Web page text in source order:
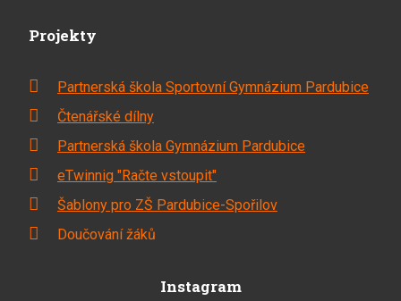
Projekty
Partnerská škola Sportovní Gymnázium Pardubice
Čtenářské dílny
Partnerská škola Gymnázium Pardubice
eTwinnig "Račte vstoupit"
Šablony pro ZŠ Pardubice-Spořilov
Doučování žáků
Instagram